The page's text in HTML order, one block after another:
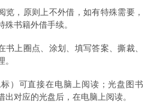
览，原则上不外借，如有特殊需要，
书籍外借手续。
书上圈点、涂划、填写答案、撕裁、
）可直接在电脑上阅读；光盘图书
出对应的光盘后，在电脑上阅读。